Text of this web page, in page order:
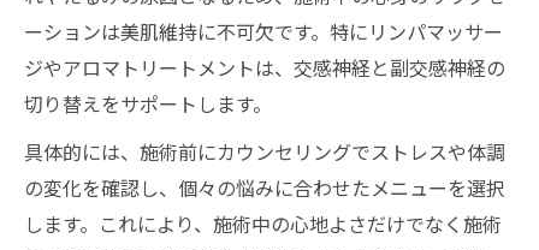
ーションは美肌維持に不可欠です。特にリンパマッサー
ジやアロマトリートメントは、交感神経と副交感神経の
切り替えをサポートします。
具体的には、施術前にカウンセリングでストレスや体調
の変化を確認し、個々の悩みに合わせたメニューを選択
します。これにより、施術中の心地よさだけでなく施術